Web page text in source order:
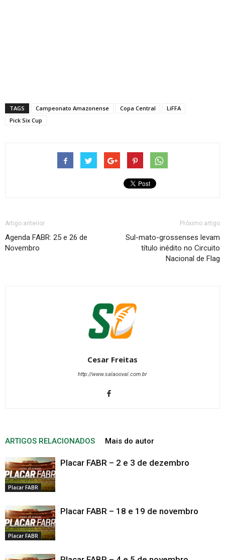
TAGS Campeonato Amazonense Copa Central
LiFFA
Pick Six Cup
Artigo anterior
Agenda FABR: 25 e 26 de
Novembro
Próximo artigo
Sul-mato-grossenses levam
título inédito no Circuito
Nacional de Flag
Cesar Freitas
http://www.salaooval.com.br
ARTIGOS RELACIONADOS Mais do autor
Placar FABR
Placar FABR – 2 e 3 de dezembro
Placar FABR
Placar FABR – 18 e 19 de novembro